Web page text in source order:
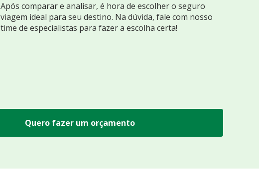
Após comparar e analisar, é hora de escolher o seguro
viagem ideal para seu destino. Na dúvida, fale com nosso
time de especialistas para fazer a escolha certa!
Quero fazer um orçamento